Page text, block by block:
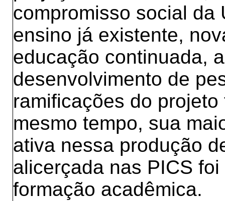
compromisso social da
ensino já existente,
educação continuada,
desenvolvimento de
ramificações do
mesmo tempo, sua
ativa nessa produção
alicerçada nas PICS
formação acadêmica.